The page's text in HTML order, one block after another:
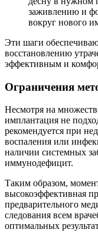
заживлению и
вокруг нового
Эти шаги
восстановлению
эффективным и
Ограничения
Несмотря на
имплантация не
рекомендуется при
воспаления или
наличии системных
иммунодефицит.
Таким образом,
высокоэффективная
предварительного
следования всем
оптимальных